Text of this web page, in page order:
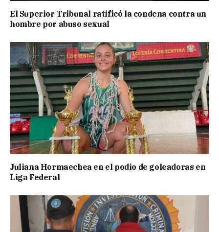
El Superior Tribunal ratificó la condena contra un
hombre por abuso sexual
Juliana Hormaechea en el podio de goleadoras en
Liga Federal